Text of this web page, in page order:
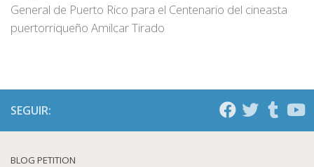
General de Puerto Rico para el Centenario del cineasta
puertorriqueño Amilcar Tirado
SEGUIR:
BLOG PETITION